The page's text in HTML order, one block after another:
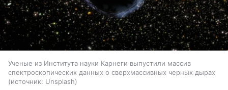
Ученые из Института науки Карнеги выпустили массив
спектроскопических данных о сверхмассивных черных дырах
источник: Unsplash